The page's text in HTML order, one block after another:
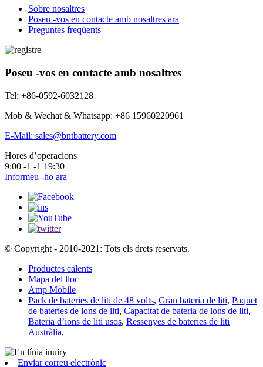
Sobre nosaltres
Poseu -vos en contacte amb nosaltres ara
Preguntes freqüents
Poseu -vos en contacte amb nosaltres
Tel: +86-0592-6032128
Mob & Wechat & Whatsapp: +86 15960220961
E-Mail: sales@bntbattery.com
Hores d’operacions
9:00 -1 -1 19:30
Informeu -ho ara
© Copyright - 2010-2021: Tots els drets reservats.
Productes calents
Mapa del lloc
Amp Mobile
Pack de bateries de liti de 48 volts, Gran bateria de liti, Paquet
de bateries de ions de liti, Capacitat de bateria de ions de liti,
Bateria d’ions de liti usos, Ressenyes de bateries de liti
Austràlia,
Enviar correu electrònic